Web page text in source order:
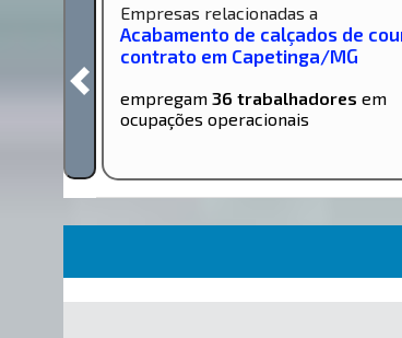
Empresas relacionadas a
Acabamento de calçados de
contrato em Capetinga/MG
empregam36 trabalhadores em
ocupações operacionais